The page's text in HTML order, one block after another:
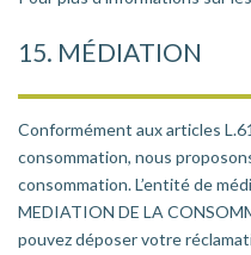
15. MÉDIATION
Conformément aux articles
consommation, nous
consommation. L’entité de
MEDIATION DE LA
pouvez déposer votre